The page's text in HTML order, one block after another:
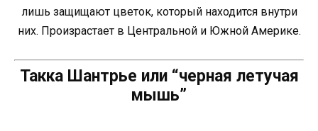
лишь защищают цветок, который находится внутри
них. Произрастает в Центральной и Южной Америке.
Такка Шантрье или “черная летучая
мышь”